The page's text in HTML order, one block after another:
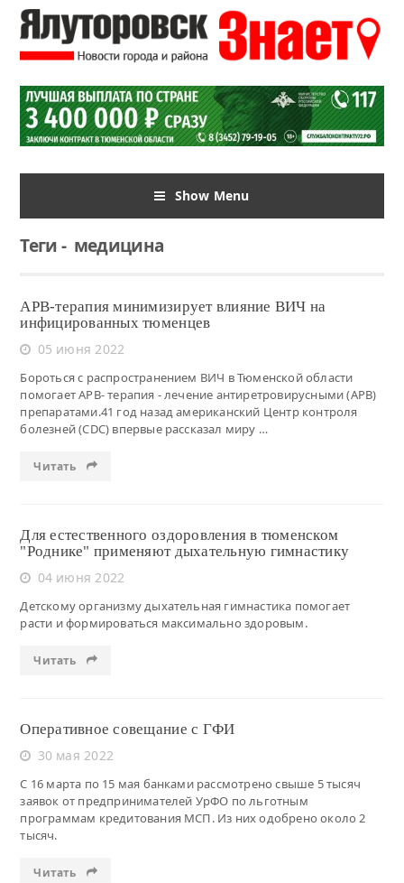
Show Menu
Теги-медицина
АРВ-терапия минимизирует влияние ВИЧ на
инфицированных тюменцев
05 июня 2022
Бороться с распространением ВИЧ в Тюменской области
помогает АРВ- терапия - лечение антиретровирусными (АРВ)
препаратами.41 год назад американский Центр контроля
болезней (CDC) впервые рассказал миру …
Читать
Для естественного оздоровления в тюменском
"Роднике" применяют дыхательную гимнастику
04 июня 2022
Детскому организму дыхательная гимнастика помогает
расти и формироваться максимально здоровым.
Читать
Оперативное совещание с ГФИ
30 мая 2022
С 16 марта по 15 мая банками рассмотрено свыше 5 тысяч
заявок от предпринимателей УрФО по льготным
программам кредитования МСП. Из них одобрено около 2
тысяч.
Читать